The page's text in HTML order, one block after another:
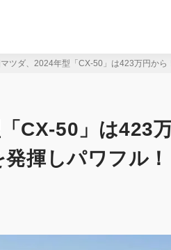
ツダ、2024年型「CX-50」は423万円か
CX-50」は423
揮しパワフル！